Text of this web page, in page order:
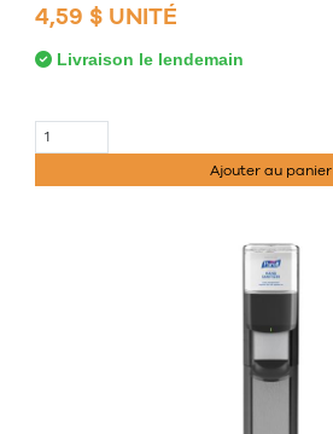
4,59 $ UNITÉ
Livraison le lendemain
Ajouter au panier